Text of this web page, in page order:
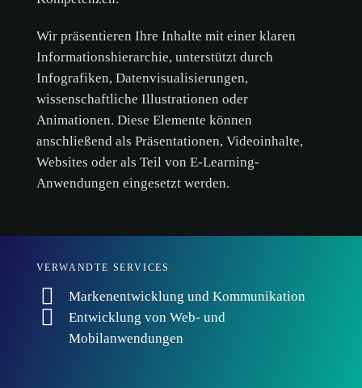
Wir präsentieren Ihre Inhalte mit einer klaren
Informationshierarchie, unterstützt durch
Infografiken, Datenvisualisierungen,
wissenschaftliche Illustrationen oder
Animationen. Diese Elemente können
anschließend als Präsentationen, Videoinhalte,
Websites oder als Teil von E-Learning-
Anwendungen eingesetzt werden.
VERWANDTE SERVICES
Markenentwicklung und Kommunikation
Entwicklung von Web- und
Mobilanwendungen
Richtlinie.
ALLE AKZEPTIEREN